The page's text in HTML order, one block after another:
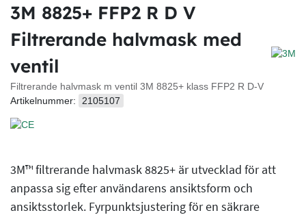
3M 8825+ FFP2 R D V
Filtrerande halvmask med
ventil
Filtrerande halvmask m ventil 3M 8825+ klass FFP2 R D-V
Artikelnummer:
2105107
3M™ filtrerande halvmask 8825+ är utvecklad för att
anpassa sig efter användarens ansiktsform och
ansiktsstorlek. Fyrpunktsjustering för en säkrare